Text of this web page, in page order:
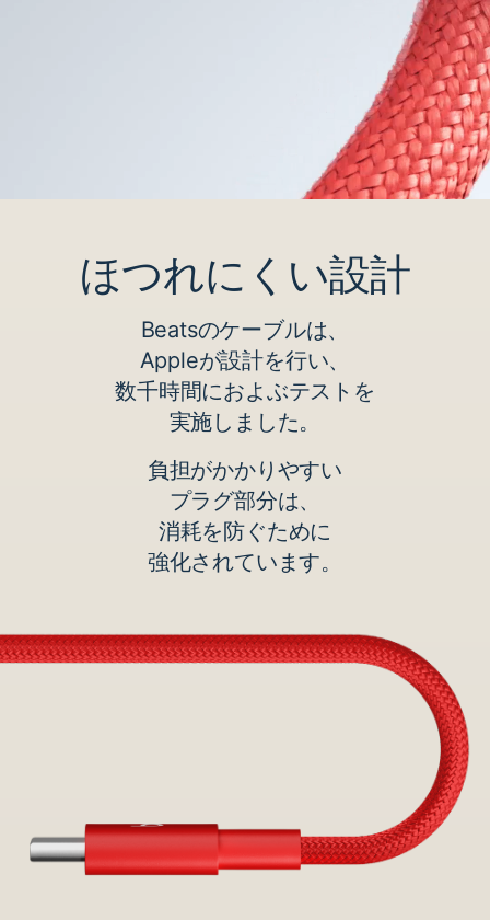
ほつれに​​くい設計
Beatsの​​ケーブルは、
Appleが​​設計を​​行い、
数千時間に​​およぶ​​テストを
実施しました。
負担が​​かかりやすい
プラグ部分は、
消耗を​​防ぐ​​ために
強化されています。